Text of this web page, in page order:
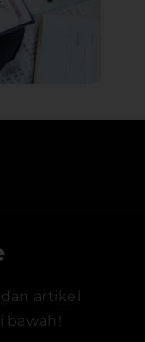
artikel
bawah!